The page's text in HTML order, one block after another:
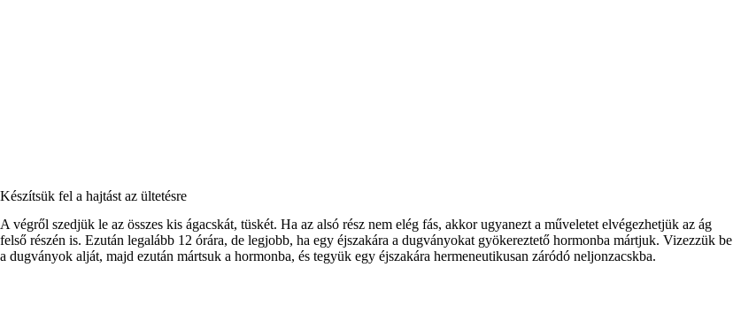
Készítsük fel a hajtást az ültetésre
A végről szedjük le az összes kis ágacskát, tüskét. Ha az alsó rész nem elég fás, akkor ugyanezt a műveletet elvégezhetjük az ág
felső részén is. Ezután legalább 12 órára, de legjobb, ha egy éjszakára a dugványokat gyökereztető hormonba mártjuk. Vizezzük be
a dugványok alját, majd ezután mártsuk a hormonba, és tegyük egy éjszakára hermeneutikusan záródó neljonzacskba.